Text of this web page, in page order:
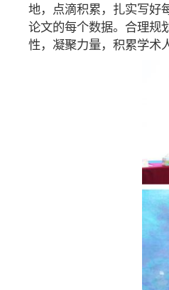
地，点滴积累，扎实写好
论文的每个数据。合理规
性，凝聚力量，积累学术